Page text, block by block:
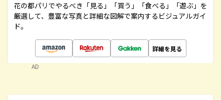
花の都パリでやるべき「見る」「買う」「食べる」「遊ぶ」を
厳選して、豊富な写真と詳細な図解で案内するビジュアルガイ
ド。
詳細を見る
AD